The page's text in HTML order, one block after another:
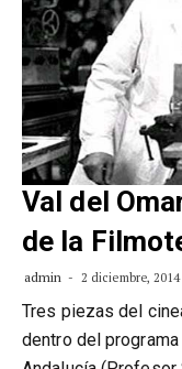
Val del
de la
admin 2 diciembre, 2014
Tres piezas del
dentro del